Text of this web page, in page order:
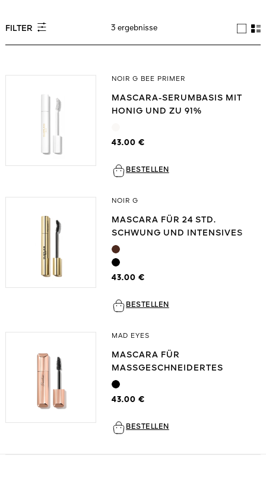
FILTER 3 ergebnisse
NOIR G BEE PRIMER
MASCARA-SERUMBASIS MIT
HONIG UND ZU 91%
43.00 €
BESTELLEN
NOIR G
MASCARA FÜR 24 STD.
SCHWUNG UND INTENSIVES
VOLUMEN
43.00 €
BESTELLEN
MAD EYES
MASCARA FÜR
MASSGESCHNEIDERTES
VOLUMEN WIMPER FÜR
WIMPER
43.00 €
BESTELLEN